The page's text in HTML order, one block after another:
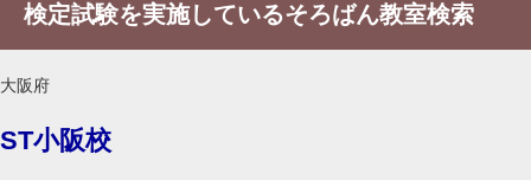
検定試験を実施しているそろばん教室検索
大阪府
ST小阪校